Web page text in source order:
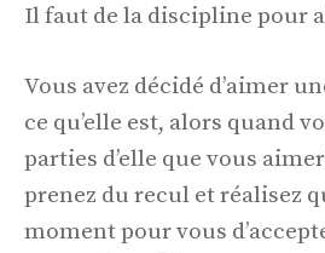
Il faut de la discipline pour
Vous avez décidé d’aimer
ce qu’elle est, alors quand
parties d’elle que vous
prenez du recul et réalisez
moment pour vous